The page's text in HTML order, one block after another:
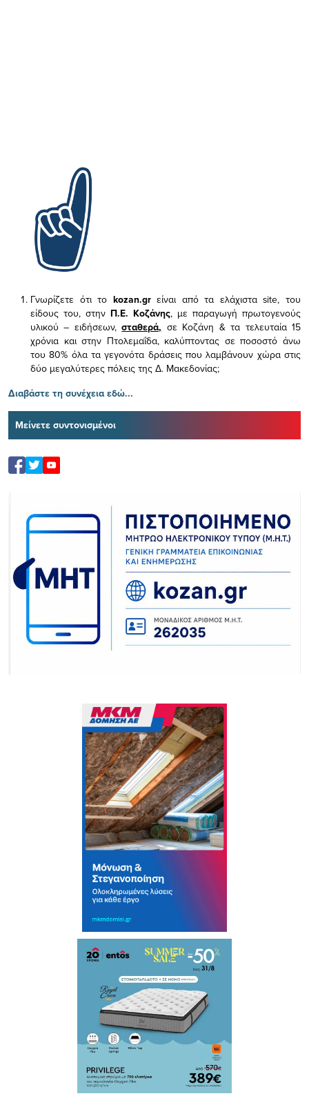
Γνωρίζετε ότι το kozan.gr είναι από τα ελάχισταsite, του
είδους του, στην Π.Ε. Κοζάνης, με παραγωγή πρωτογενούς
υλικού – ειδήσεων,σταθερά, σε Κοζάνη & τα τελευταία 15
χρόνια και στην Πτολεμαΐδα, καλύπτοντας σε ποσοστό άνω
του 80% όλα τα γεγονότα δράσεις που λαμβάνουν χώρα στις
δύο μεγαλύτερες πόλεις της Δ. Μακεδονίας;
Διαβάστε τη συνέχεια εδώ...
Μείνετε συντονισμένοι